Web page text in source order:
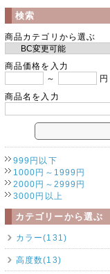
検索
商品カテゴリから選ぶ
商品価格を入力
～
円
商品名を入力
999円以下
1000円～1999円
2000円～2999円
3000円以上
カテゴリーから選ぶ
カラー(131)
高度数(13)